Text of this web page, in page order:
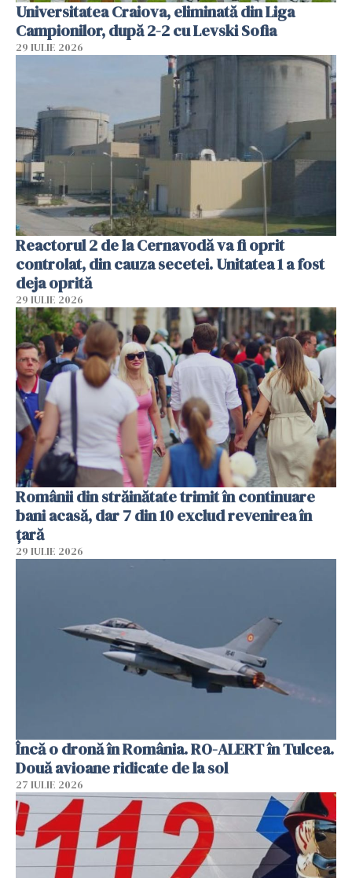
Universitatea Craiova, eliminată din Liga
Campionilor, după 2-2 cu Levski Sofia
29 IULIE 2026
Reactorul 2 de la Cernavodă va fi oprit
controlat, din cauza secetei. Unitatea 1 a fost
deja oprită
29 IULIE 2026
Românii din străinătate trimit în continuare
bani acasă, dar 7 din 10 exclud revenirea în
țară
29 IULIE 2026
Încă o dronă în România. RO-ALERT în Tulcea.
Două avioane ridicate de la sol
27 IULIE 2026